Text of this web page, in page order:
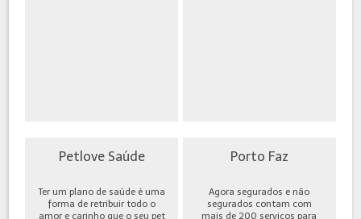
Petlove Saúde
Ter um plano de saúde é uma
forma de retribuir todo o
amor e carinho que o seu pet
Porto Faz
Agora segurados e não
segurados contam com
mais de 200 serviços para